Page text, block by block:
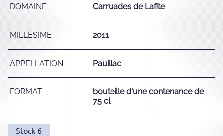
DOMAINE Carruades de Lafite
MILLÉSIME 2011
APPELLATION Pauillac
FORMAT
bouteille d'une contenance de
75 cl.
Stock 6